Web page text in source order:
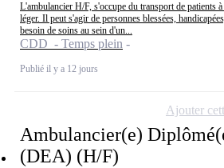
L'ambulancier H/F, s'occupe du transport de patients
léger. Il peut s'agir de personnes blessées,
besoin de soins au sein d'un...
CDD - Temps plein
Publié il y a 12 jours
Ambulancier(e)
(DEA) (H/F)
Ajouter